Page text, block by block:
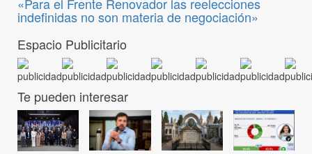
indefinidas no son materia de negociación»
Espacio Publicitario
Te pueden interesar